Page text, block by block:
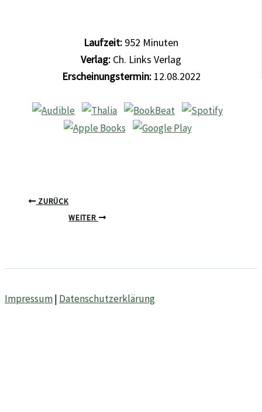
Laufzeit: 952 Minuten
Verlag: Ch. Links Verlag
Erscheinungstermin:12.08.2022
ZURÜCK
WEITER
Impressum| Datenschutzerklärung